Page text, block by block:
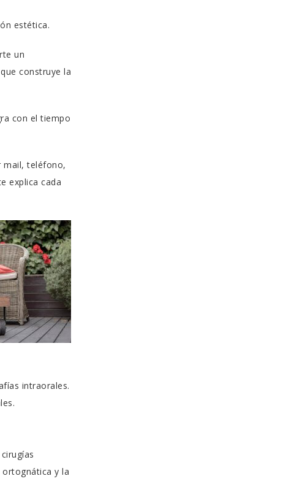
estética.
un
construye la
con el tiempo
mail, teléfono,
explica cada
intraorales.
y la